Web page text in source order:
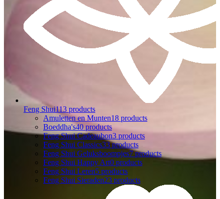
Feng Shui113 products
Amuletten en Munten18 products
Boeddha's40 products
Feng Shui Cadeaubon3 products
Feng Shui Classics33 products
Feng Shui Geluksboompjes7 products
Feng Shui Happy Art0 products
Feng Shui Leren5 products
Feng Shui Sieraden23 products